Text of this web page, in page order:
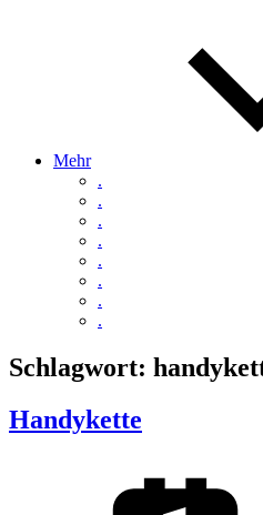
Mehr
.
.
.
.
.
.
.
.
Schlagwort:
Handykette